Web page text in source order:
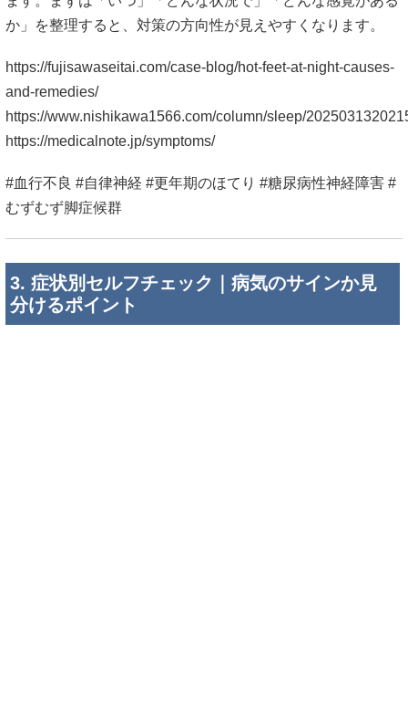
#血行不良 #自律神経 #更年期のほてり #糖尿病性神経障害 #
むずむず脚症候群
3. 症状別セルフチェック｜病気のサインか見
分けるポイント